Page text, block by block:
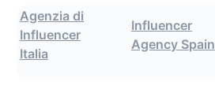
Agenzia di
Influencer
Italia
Influencer
Agency Spain